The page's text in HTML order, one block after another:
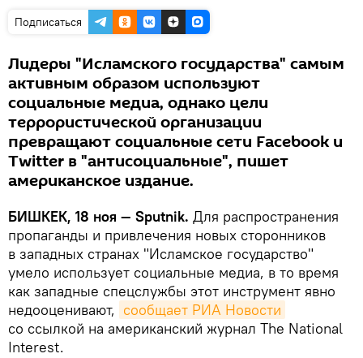
Подписаться
Лидеры "Исламского государства" самым
активным образом используют
социальные медиа, однако цели
террористической организации
превращают социальные сети Facebook и
Twitter в "антисоциальные", пишет
американское издание.
БИШКЕК, 18 ноя — Sputnik. Для распространения
пропаганды и привлечения новых сторонников
в западных странах "Исламское государство"
умело использует социальные медиа, в то время
как западные спецслужбы этот инструмент явно
недооценивают, сообщает РИА Новости
со ссылкой на американский журнал The National
Interest.